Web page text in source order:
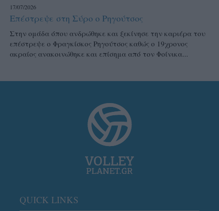
17/07/2026
Επέστρεψε στη Σύρο ο Ρηγούτσος
Στην ομάδα όπου ανδρώθηκε και ξεκίνησε την καριέρα του
επέστρεψε ο Φραγκίσκος Ρηγούτσος καθώς ο 19χρονος
ακραίος ανακοινώθηκε και επίσημα από τον Φοίνικα...
QUICK LINKS